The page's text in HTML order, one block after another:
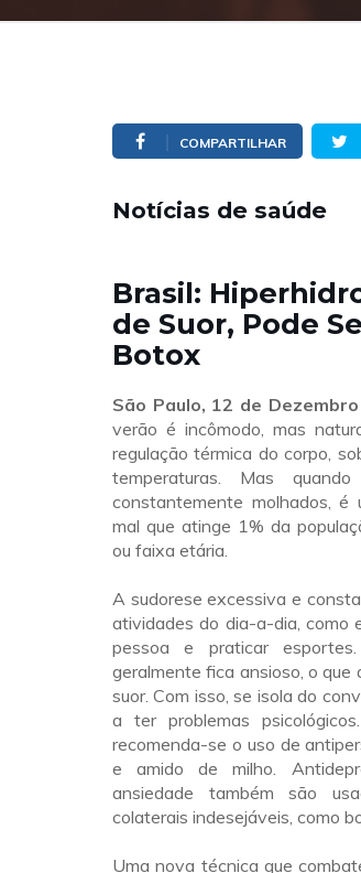
COMPARTILHAR
Notícias de saúde
Brasil:
de Suor, Pode
Botox
São Paulo, 12 de
verão é incômodo, mas
regulação térmica do corpo,
temperaturas. Mas
constantemente molhados, é
mal que atinge 1% da
ou faixa etária.
A sudorese excessiva e
atividades do dia-a-dia, como
pessoa e praticar
geralmente fica ansioso, o que
suor. Com isso, se isola do
a ter problemas
recomenda-se o uso de
e amido de milho.
ansiedade também são
colaterais indesejáveis, como
Uma nova técnica que